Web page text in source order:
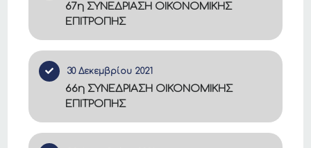
67η ΣΥΝΕΔΡΙΑΣΗ ΟΙΚΟΝΟΜΙΚΗΣ
ΕΠΙΤΡΟΠΗΣ
30 Δεκεμβρίου 2021
66η ΣΥΝΕΔΡΙΑΣΗ ΟΙΚΟΝΟΜΙΚΗΣ
ΕΠΙΤΡΟΠΗΣ